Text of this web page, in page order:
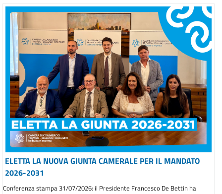
ELETTA LA NUOVA GIUNTA CAMERALE PER IL MANDATO
2026-2031
Conferenza stampa 31/07/2026: il Presidente Francesco De Bettin ha